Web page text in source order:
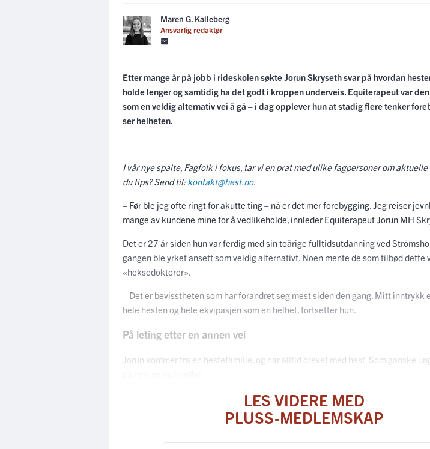
Maren G. Kalleberg
Ansvarlig redaktør
Etter mange år på jobb i rideskolen søkte Jorun Skryseth svar på hvordan
holde lenger og samtidig ha det godt i kroppen underveis. Equiterapeut var
som en veldig alternativ vei å gå – i dag opplever hun at stadig flere tenker
ser helheten.
I vår nye spalte, Fagfolk i fokus, tar vi en prat med ulike fagpersoner om aktuelle
du tips? Send til: kontakt@hest.no.
– Før ble jeg ofte ringt for akutte ting – nå er det mer forebygging. Jeg reiser
mange av kundene mine for å vedlikeholde, innleder Equiterapeut Jorun MH
Det er 27 år siden hun var ferdig med sin toårige fulltidsutdanning ved
gangen ble yrket ansett som veldig alternativt. Noen mente de som tilbød dette
«heksedoktorer».
– Det er bevisstheten som har forandret seg mest siden den gang. Mitt inntrykk
hele hesten og hele ekvipasjen som en helhet, fortsetter hun.
På leting etter en annen vei
Jorun kommer fra en hestefamilie, og har alltid drevet med hest. Som ganske
LES VIDERE MED
PLUSS-MEDLEMSKAP